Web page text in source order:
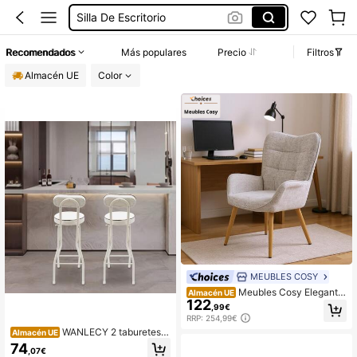
Silla Ergonomica
Recomendados Más populares Precio
Filtros
Almacén UE
Color
Almacén UE WANLECY 2 taburetes d
e bar blancos, taburete plegable por
tátil, sillas altas plegables acolchad
74,07€
MEUBLES COSY
Almacén UE Meubles Cosy Elegante
silla de oficina, tapizado gris, respal
do y reposabrazos curvados, cojín s
uave y cómodo, diseño moderno, 7
122 ,99€
RRP: 254,99€